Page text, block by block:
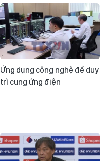
Ứng dụng công nghệ để duy
trì cung ứng điện